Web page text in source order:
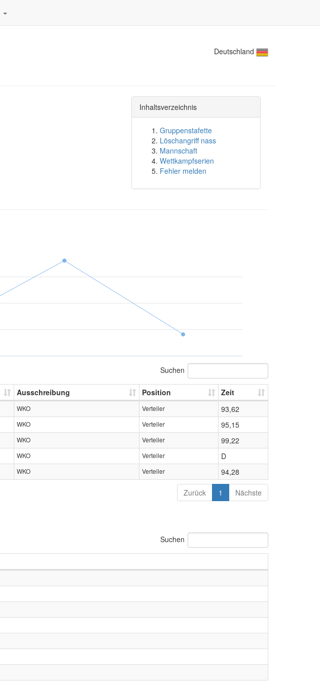
Deutschland
Inhaltsverzeichnis
Gruppenstafette
Löschangriff nass
Mannschaft
Wettkampfserien
Fehler melden
Suchen
Ausschreibung Position
Zeit
WKO Verteiler
93,62
WKO Verteiler
95,15
WKO Verteiler
99,22
WKO Verteiler
D
WKO Verteiler
94,28
Zurück 1 Nächste
Suchen